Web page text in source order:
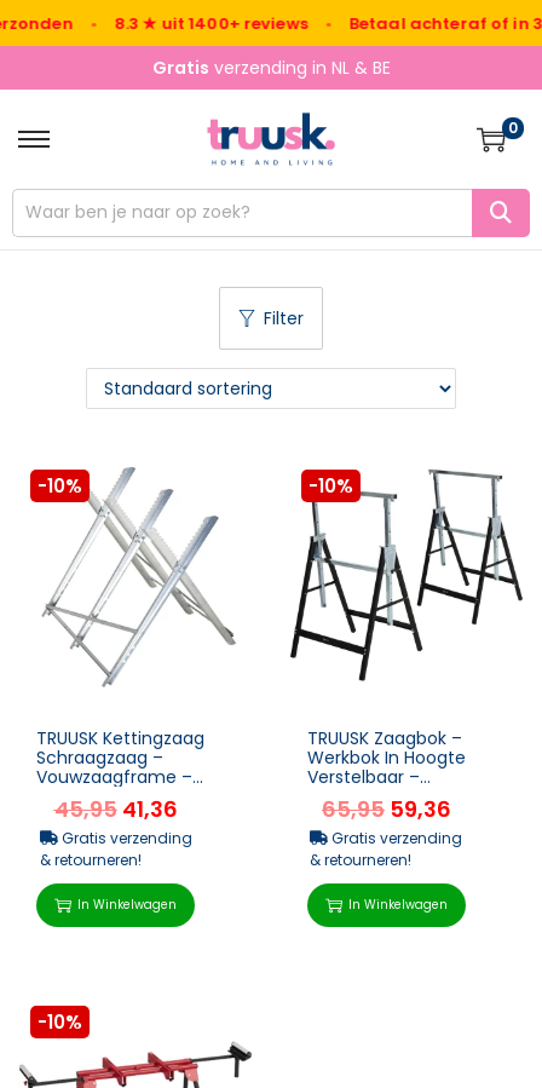
8.3 ★ uit 1400+ reviews Betaal achteraf of in 3x
Gratis verzending in NL & BE
0
Filter
-10%
TRUUSK Kettingzaag
Schraagzaag –
Vouwzaagframe –
Zilver Metaal – 83 x 83
x 79 cm &...
45,95 41,36
Gratis verzending
& retourneren!
In Winkelwagen
-10%
TRUUSK Zaagbok –
Werkbok In Hoogte
Verstelbaar –
Opklapbaar – Metaal –
Zwart...
65,95 59,36
Gratis verzending
& retourneren!
In Winkelwagen
-10%